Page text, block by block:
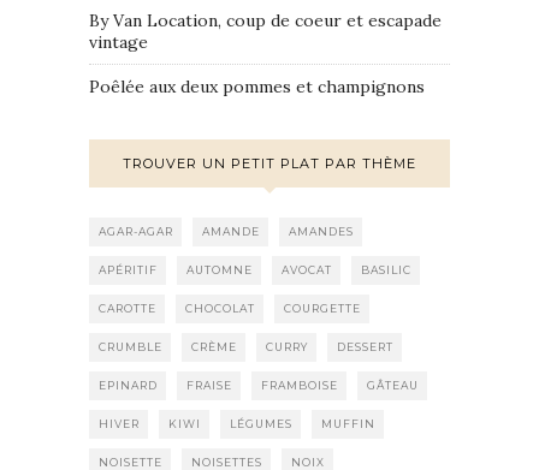
By Van Location, coup de coeur et escapade
vintage
Poêlée aux deux pommes et champignons
TROUVER UN PETIT PLAT PAR THÈME
AGAR-AGAR AMANDE AMANDES
APÉRITIF AUTOMNE AVOCAT BASILIC
CAROTTE CHOCOLAT COURGETTE
CRUMBLE CRÈME CURRY DESSERT
EPINARD FRAISE FRAMBOISE GÂTEAU
HIVER KIWI LÉGUMES MUFFIN
NOISETTE NOISETTES NOIX